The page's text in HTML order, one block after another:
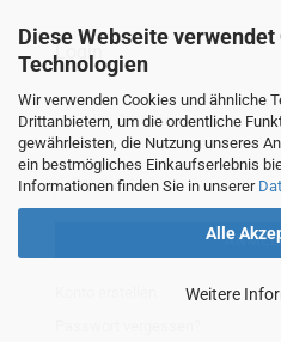
Diese Webseite
Technologien
Wir verwenden Cookies und ähnliche
Drittanbietern, um die ordentliche
gewährleisten, die Nutzung unseres
ein bestmögliches Einkaufserlebnis
Informationen finden Sie in unserer
Alle
Weitere
Login
E-
Mail-
Adresse
Passwort